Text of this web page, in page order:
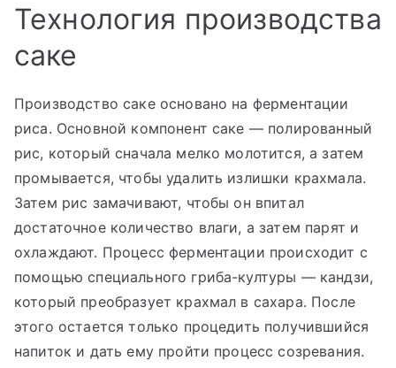
Технология производства
саке
Производство саке основано на ферментации
риса. Основной компонент саке — полированный
рис, который сначала мелко молотится, а затем
промывается, чтобы удалить излишки крахмала.
Затем рис замачивают, чтобы он впитал
достаточное количество влаги, а затем парят и
охлаждают. Процесс ферментации происходит с
помощью специального гриба-културы — кандзи,
который преобразует крахмал в сахара. После
этого остается только процедить получившийся
напиток и дать ему пройти процесс созревания.